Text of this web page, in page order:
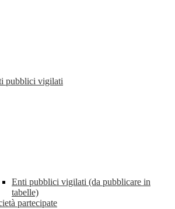
pubblici vigilati
Enti pubblici vigilati (da pubblicare in
tabelle)
partecipate